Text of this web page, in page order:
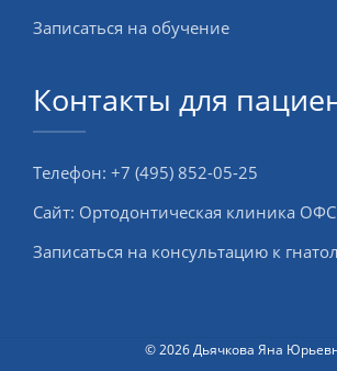
Записаться на обучение
Контакты для
Телефон: +7 (495) 852-05-25
Сайт: Ортодонтическая клиника ОФС
Записаться на консультацию к
© 2026 Дьячкова Яна